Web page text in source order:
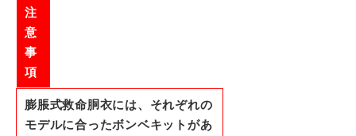
注
意
事
項
膨脹式救命胴衣には、それぞれの
モデルに合ったボンベキットがあ